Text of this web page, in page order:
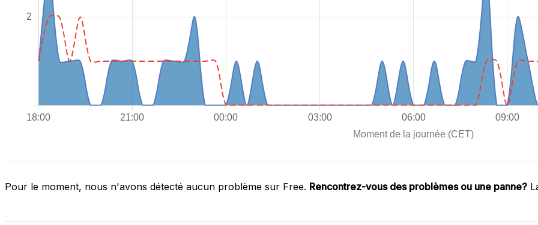
Pour le moment, nous n'avons détecté aucun problème sur Free. Rencontrez-vous des problèmes ou une panne?